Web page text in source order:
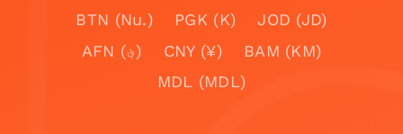
BTN (Nu.)
PGK (K)
JOD (JD)
AFN (؋)
CNY (¥)
BAM (KM)
MDL (MDL)